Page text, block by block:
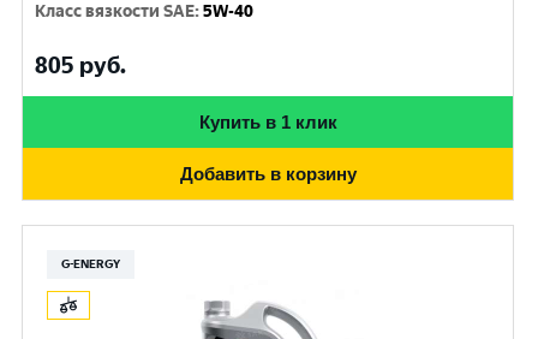
Класс вязкости SAE:5W-40
805 руб.
Купить в 1 клик
Добавить в корзину
G-ENERGY